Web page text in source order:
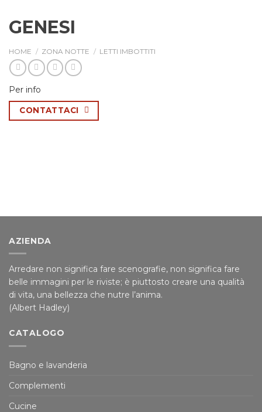
GENESI
HOME / ZONA NOTTE / LETTI IMBOTTITI
Per info
CONTATTACI
AZIENDA
Arredare non significa fare scenografie, non significa fare
belle immagini per le riviste; è piuttosto creare una qualità
di vita, una bellezza che nutre l’anima.
(Albert Hadley)
CATALOGO
Bagno e lavanderia
Complementi
Cucine